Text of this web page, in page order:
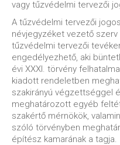
vagy tűzvédelmi tervezői
A tűzvédelmi tervezői
névjegyzéket vezető
tűzvédelmi tervezői
engedélyezhető, aki
évi XXXI. törvény
kiadott rendeletben
szakirányú végzettséggel
meghatározott egyéb
szakértő mérnökök,
szóló törvényben
építész kamarának a tagja.